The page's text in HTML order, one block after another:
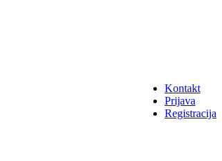
Kontakt
Prijava
Registracija